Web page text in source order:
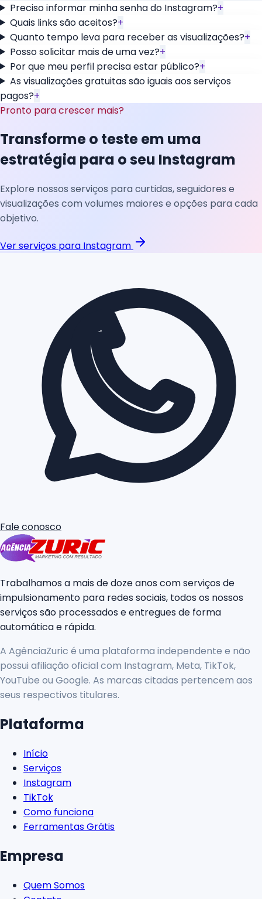
Preciso informar minha senha do Instagram?+
Quais links são aceitos?+
Quanto tempo leva para receber as visualizações?+
Posso solicitar mais de uma vez?+
Por que meu perfil precisa estar público?+
As visualizações gratuitas são iguais aos serviços
pagos?+
Pronto para crescer mais?
Transforme o teste em uma
estratégia para o seu Instagram
Explore nossos serviços para curtidas, seguidores e
visualizações com volumes maiores e opções para cada
objetivo.
Ver serviços para Instagram
Fale conosco
Trabalhamos a mais de doze anos com serviços de
impulsionamento para redes sociais, todos os nossos
serviços são processados e entregues de forma
automática e rápida.
A AgênciaZuric é uma plataforma independente e não
possui afiliação oficial com Instagram, Meta, TikTok,
YouTube ou Google. As marcas citadas pertencem aos
seus respectivos titulares.
Plataforma
Início
Serviços
Instagram
TikTok
Como funciona
Ferramentas Grátis
Empresa
Quem Somos